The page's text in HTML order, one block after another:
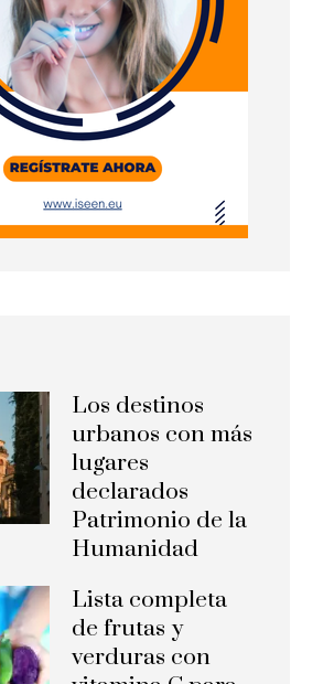
Los destinos
urbanos con más
lugares
declarados
Patrimonio de la
Humanidad
Lista completa
de frutas y
verduras con